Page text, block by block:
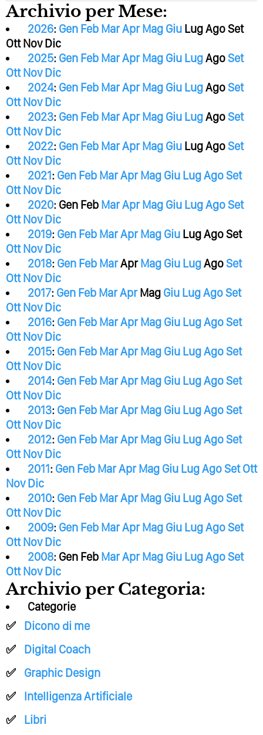
Archivio per Mese:
2026: Gen Feb MarApr Mag Giu LugAgoSet
Ott Nov Dic
2025: Gen Feb MarApr Mag Giu LugAgoSet
Ott Nov Dic
2024: Gen Feb MarApr Mag Giu LugAgoSet
Ott Nov Dic
2023: Gen Feb MarApr Mag Giu LugAgoSet
Ott Nov Dic
2022: Gen Feb MarApr Mag Giu LugAgoSet
Ott Nov Dic
2021: Gen Feb MarApr Mag Giu LugAgoSet
Ott Nov Dic
2020: Gen Feb MarApr Mag Giu LugAgoSet
Ott Nov Dic
2019: Gen Feb MarApr Mag Giu LugAgoSet
Ott Nov Dic
2018: Gen Feb MarApr Mag Giu LugAgoSet
Ott Nov Dic
2017: Gen Feb MarApr Mag Giu LugAgoSet
Ott Nov Dic
2016: Gen Feb MarApr Mag Giu LugAgoSet
Ott Nov Dic
2015: Gen Feb MarApr Mag Giu LugAgoSet
Ott Nov Dic
2014: Gen Feb MarApr Mag Giu LugAgoSet
Ott Nov Dic
2013: Gen Feb MarApr Mag Giu LugAgoSet
Ott Nov Dic
2012: Gen Feb MarApr Mag Giu LugAgoSet
Ott Nov Dic
2011: Gen Feb MarApr Mag Giu LugAgoSet Ott
Nov Dic
2010: Gen Feb MarApr Mag Giu LugAgoSet
Ott Nov Dic
2009: Gen Feb MarApr Mag Giu LugAgoSet
Ott Nov Dic
2008: Gen Feb MarApr Mag Giu LugAgoSet
Ott Nov Dic
Archivio per Categoria:
Categorie
Dicono di me
Digital Coach
Graphic Design
Intelligenza Artificiale
Libri